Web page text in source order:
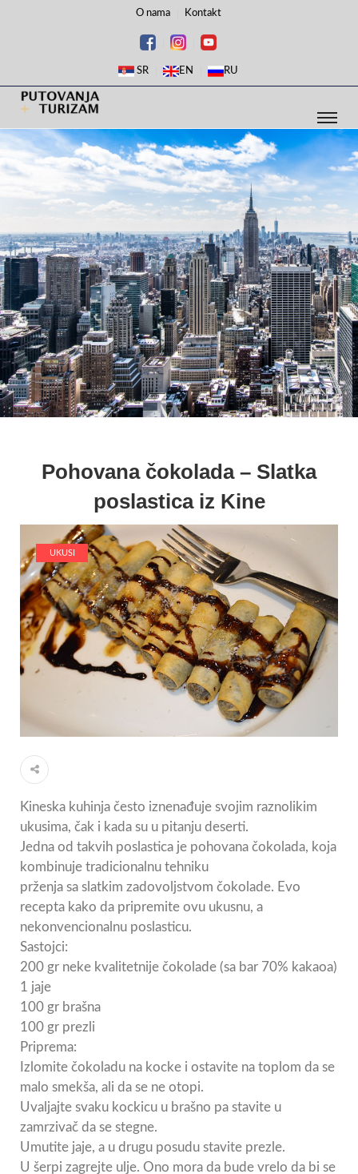
O nama Kontakt
SR EN RU
Pohovana čokolada – Slatka
poslastica iz Kine
UKUSI
Kineska kuhinja često iznenađuje svojim raznolikim
ukusima, čak i kada su u pitanju deserti.
Jedna od takvih poslastica je pohovana čokolada, koja
kombinuje tradicionalnu tehniku
prženja sa slatkim zadovoljstvom čokolade. Evo
recepta kako da pripremite ovu ukusnu, a
nekonvencionalnu poslasticu.
Sastojci:
200 gr neke kvalitetnije čokolade (sa bar 70% kakaoa)
1 jaje
100 gr brašna
100 gr prezli
Priprema:
Izlomite čokoladu na kocke i ostavite na toplom da se
malo smekša, ali da se ne otopi.
Uvaljajte svaku kockicu u brašno pa stavite u
zamrzivač da se stegne.
Umutite jaje, a u drugu posudu stavite prezle.
U šerpi zagrejte ulje. Ono mora da bude vrelo da bi se